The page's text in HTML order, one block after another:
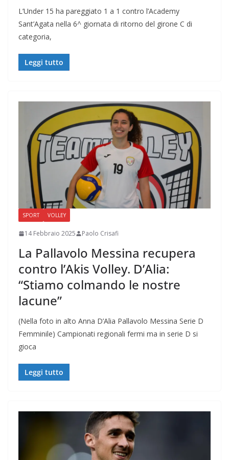
L’Under 15 ha pareggiato 1 a 1 contro l’Academy
Sant’Agata nella 6^ giornata di ritorno del girone C di
categoria,
Leggi tutto
SPORT VOLLEY
14 Febbraio 2025 Paolo Crisafi
La Pallavolo Messina recupera
contro l’Akis Volley. D’Alia:
“Stiamo colmando le nostre
lacune”
(Nella foto in alto Anna D’Alia Pallavolo Messina Serie D
Femminile) Campionati regionali fermi ma in serie D si
gioca
Leggi tutto